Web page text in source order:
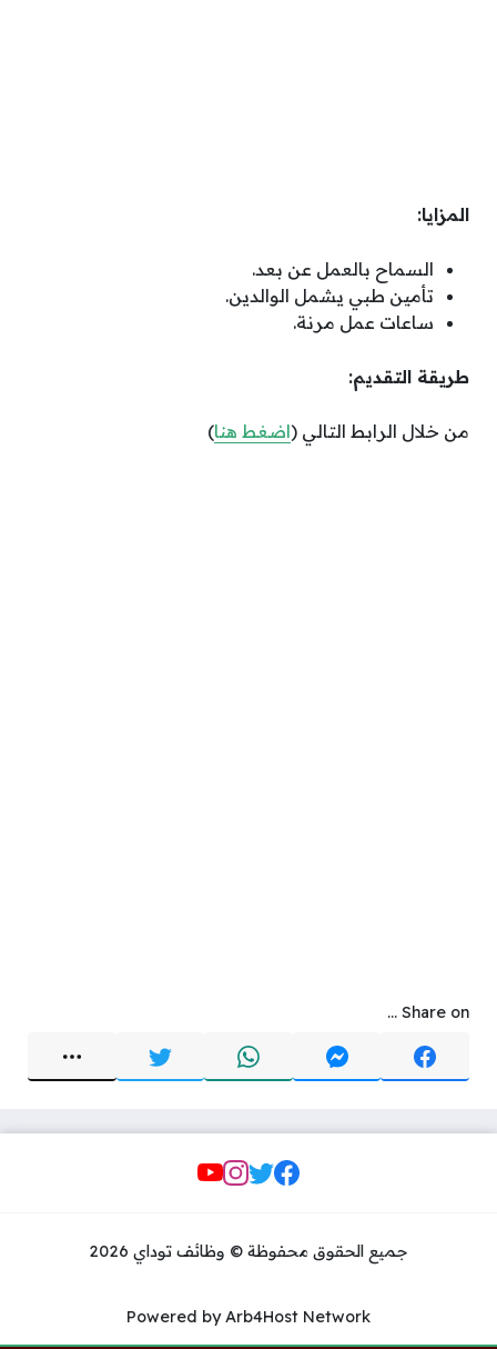
المزايا:
السماح بالعمل عن بعد.
تأمين طبي يشمل الوالدين.
ساعات عمل مرنة.
طريقة التقديم:
من خلال الرابط التالي (اضغط هنا)
Share on ...
Social Links
جميع الحقوق محفوظة © وظائف توداي 2026
Powered by Arb4Host Network